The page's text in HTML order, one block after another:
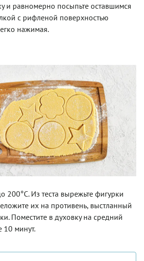
и равномерно посыпьте оставшимся
с рифленой поверхностью
нажимая.
200°C. Из теста вырежьте фигурки
их на противень, выстланный
Поместите в духовку на средний
10 минут.